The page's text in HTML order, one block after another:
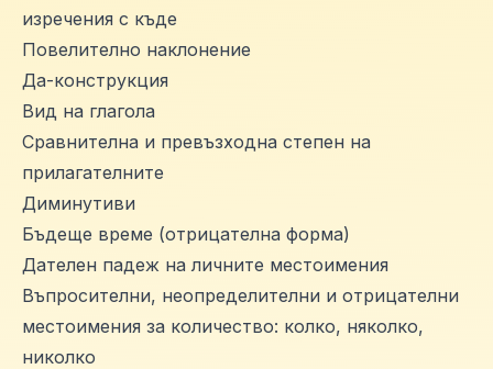
изречения с къде
Повелително наклонение
Да-конструкция
Вид на глагола
Сравнителна и превъзходна степен на
прилагателните
Диминутиви
Бъдеще време (отрицателна форма)
Дателен падеж на личните местоимения
Въпросителни, неопределителни и отрицателни
местоимения за количество: колко, няколко,
николко